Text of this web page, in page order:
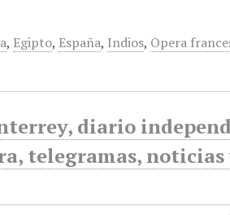
, Egipto, España, Indios, Opera
diario
telegramas, noticias